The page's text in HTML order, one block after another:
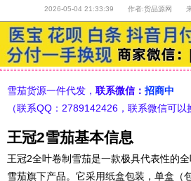
2026-05-04 21:33:39 作者:货品源网 来
雪茄货源一件代发， 联系微信： 招商中
（联系QQ：2789142426，联系微信可以
王冠2雪茄基本信息
王冠2全叶卷制雪茄是一款极具代表性的
雪茄旗下产品。它采用纸盒包装，单盒（